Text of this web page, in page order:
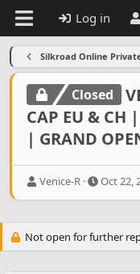
Log in
Silkroad Online
Closed
CAP EU & CH
| GRAND
T
a
d
Venice-R
S
t
d
Oct 22,
Not open for further